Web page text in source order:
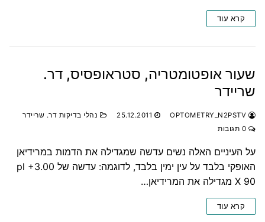
קרא עוד
שעור אופטומטריה, סטראופסיס, דר.
שריידר
25.12.2011
נהלי בדיקות דר. שריידר
על העיניים האלה נשים עדשה שמגדילה את הדמות במרידיאן
האופקי בלבד על עין ימין בלבד, לדוגמה: עדשה של pl +3.00
X 90 מגדילה את המרידיאן…
קרא עוד